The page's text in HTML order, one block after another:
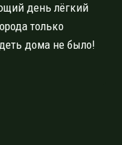
день лёгкий
только
дома не было!